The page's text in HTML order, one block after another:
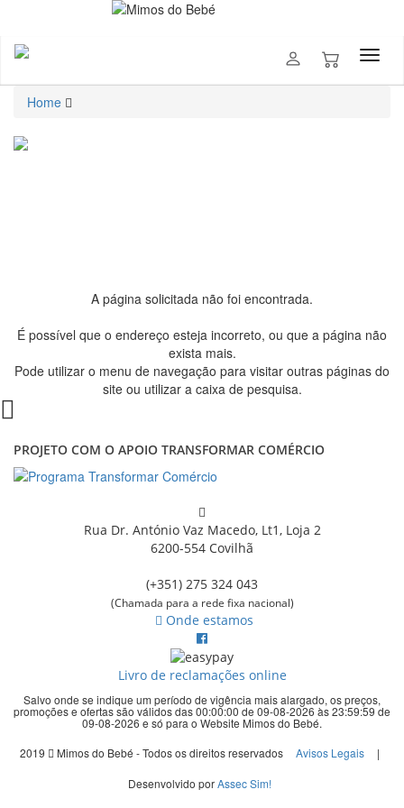
Home
A página solicitada não foi encontrada.
É possível que o endereço esteja incorreto, ou que a página não
exista mais.
Pode utilizar o menu de navegação para visitar outras páginas do
site ou utilizar a caixa de pesquisa.
PROJETO COM O APOIO TRANSFORMAR COMÉRCIO
Rua Dr. António Vaz Macedo, Lt1, Loja 2
6200-554 Covilhã
(+351) 275 324 043
(Chamada para a rede fixa nacional)
Onde estamos
Livro de reclamações online
Salvo onde se indique um período de vigência mais alargado, os preços,
promoções e ofertas são válidos das 00:00:00 de 09-08-2026 às 23:59:59 de
09-08-2026 e só para o Website Mimos do Bebé.
2019
Mimos do Bebé - Todos os direitos reservados Avisos Legais
|
Desenvolvido porAssec Sim!